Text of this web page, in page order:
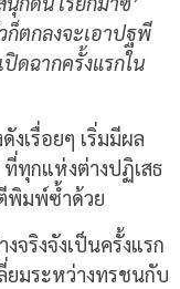
ก็ตกลงจะเอาปฐพี
ดฉากครั้งแรกใน
งเรื่อยๆ เริ่มมีผล
ที่ทุกแห่งต่างปฏิเสธ
พิมพ์ซ้ำด้วย
จริงจังเป็นครั้งแรก
ยมระหว่างทรชนกับ